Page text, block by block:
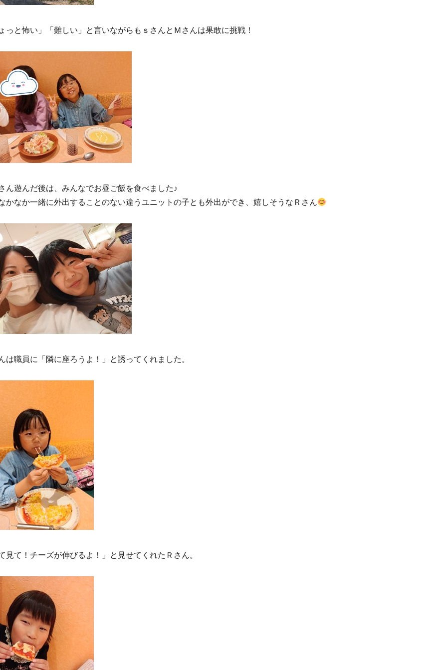
っと怖い」「難しい」と言いながらもｓさんとＭさんは果敢に挑戦！
ん遊んだ後は、みんなでお昼ご飯を食べました♪
かなか一緒に外出することのない違うユニットの子とも外出ができ、嬉しそうなＲさん
は職員に「隣に座ろうよ！」と誘ってくれました。
見て！チーズが伸びるよ！」と見せてくれたＲさん。